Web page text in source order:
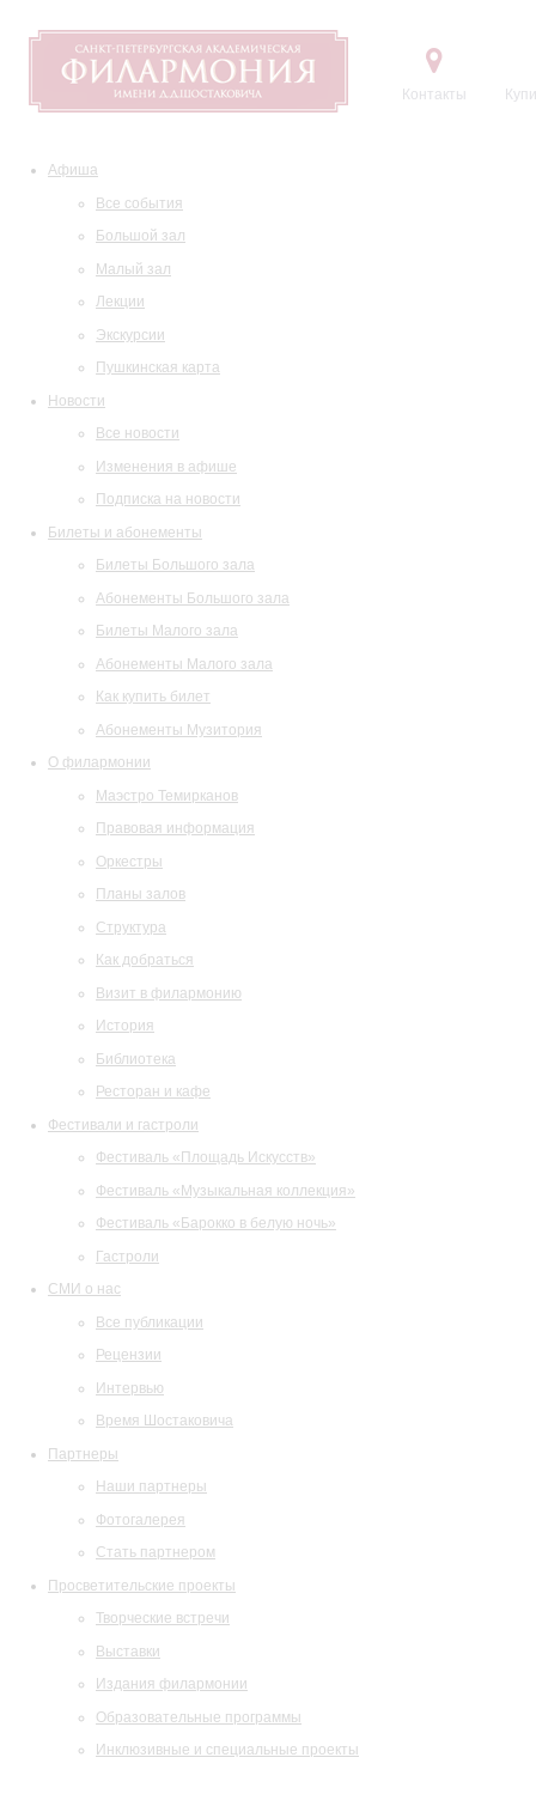
Контакты
Афиша
Все события
Большой зал
Малый зал
Лекции
Экскурсии
Пушкинская карта
Новости
Все новости
Изменения в афише
Подписка на новости
Билеты и абонементы
Билеты Большого зала
Абонементы Большого зала
Билеты Малого зала
Абонементы Малого зала
Как купить билет
Абонементы Музитория
О филармонии
Маэстро Темирканов
Правовая информация
Оркестры
Планы залов
Структура
Как добраться
Визит в филармонию
История
Библиотека
Ресторан и кафе
Фестивали и гастроли
Фестиваль «Площадь Искусств»
Фестиваль «Музыкальная коллекция»
Фестиваль «Барокко в белую ночь»
Гастроли
СМИ о нас
Все публикации
Рецензии
Интервью
Время Шостаковича
Партнеры
Наши партнеры
Фотогалерея
Стать партнером
Просветительские проекты
Творческие встречи
Выставки
Издания филармонии
Образовательные программы
Инклюзивные и специальные проекты